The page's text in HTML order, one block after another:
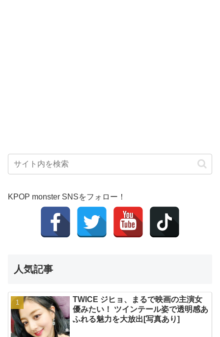
KPOP monster SNSをフォロー！
人気記事
TWICE ジヒョ、まるで映画の主演女
優みたい！ ツインテール姿で透明感あ
ふれる魅力を大放出[写真あり]